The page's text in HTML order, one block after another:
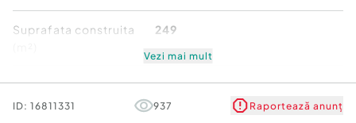
Număr niveluri imobil:1
Număr Băi: 2
Posibilitate parcare: Nu
Canalizare
Suprafata construita
249
Număr niveluri imobil 1
Vezi mai mult
ID: 16811331 937 Raportează anunț